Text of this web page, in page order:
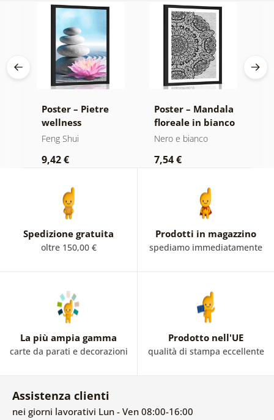
Poster – Pietre
wellness
Feng Shui
9,42 €
Poster – Mandala
floreale in bianco
e nero
Nero e bianco
7,54 €
Spedizione gratuita
oltre 150,00 €
Prodotti in magazzino
spediamo immediatamente
La più ampia gamma
carte da parati e decorazioni
Prodotto nell'UE
qualità di stampa eccellente
Assistenza clienti
nei giorni lavorativi Lun - Ven 08:00-16:00